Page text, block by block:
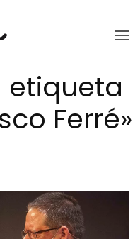
etiqueta
Ferré»